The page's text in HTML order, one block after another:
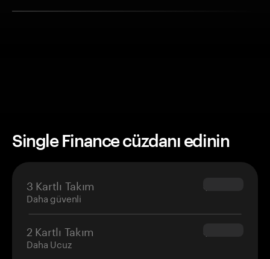
Single Finance cüzdanı edinin
3 Kartlı Takım
Daha güvenli
$69.90
2 Kartlı Takım
Daha Ucuz
$54.90